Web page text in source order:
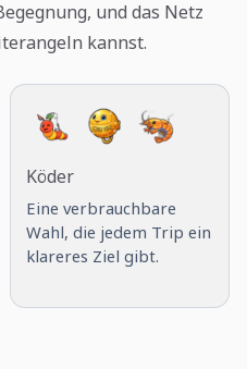
und das Netz
kannst.
Köder
Eine verbrauchbare
Wahl, die jedem Trip ein
klareres Ziel gibt.